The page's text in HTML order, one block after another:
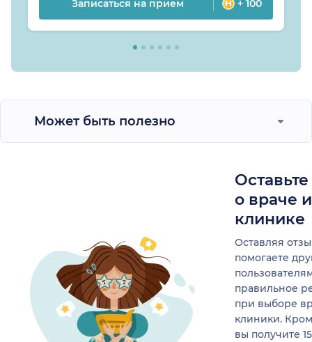
Записаться на прием + 100
Может быть полезно
о враче
клинике
Оставляя
помогаете
правильное
при выборе
клиники.
вы получите